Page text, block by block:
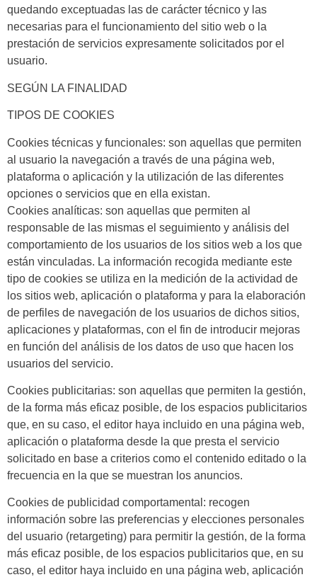
quedando exceptuadas las de carácter técnico y las
necesarias para el funcionamiento del sitio web o la
prestación de servicios expresamente solicitados por el
usuario.
SEGÚN LA FINALIDAD
TIPOS DE COOKIES
Cookies técnicas y funcionales: son aquellas que permiten
al usuario la navegación a través de una página web,
plataforma o aplicación y la utilización de las diferentes
opciones o servicios que en ella existan.
Cookies analíticas: son aquellas que permiten al
responsable de las mismas el seguimiento y análisis del
comportamiento de los usuarios de los sitios web a los que
están vinculadas. La información recogida mediante este
tipo de cookies se utiliza en la medición de la actividad de
los sitios web, aplicación o plataforma y para la elaboración
de perfiles de navegación de los usuarios de dichos sitios,
aplicaciones y plataformas, con el fin de introducir mejoras
en función del análisis de los datos de uso que hacen los
usuarios del servicio.
Cookies publicitarias: son aquellas que permiten la gestión,
de la forma más eficaz posible, de los espacios publicitarios
que, en su caso, el editor haya incluido en una página web,
aplicación o plataforma desde la que presta el servicio
solicitado en base a criterios como el contenido editado o la
frecuencia en la que se muestran los anuncios.
Cookies de publicidad comportamental : recogen
información sobre las preferencias y elecciones personales
del usuario (retargeting) para permitir la gestión, de la forma
más eficaz posible, de los espacios publicitarios que, en su
caso, el editor haya incluido en una página web, aplicación